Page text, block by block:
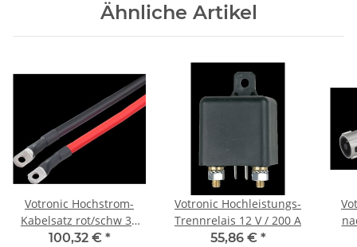
Ähnliche Artikel
Votronic Hochstrom-
Kabelsatz rot/schw 35
mm², 2 m lang für
100,32 € *
Votronic Hochleistungs-
Trennrelais 12 V / 200 A
55,86 € *